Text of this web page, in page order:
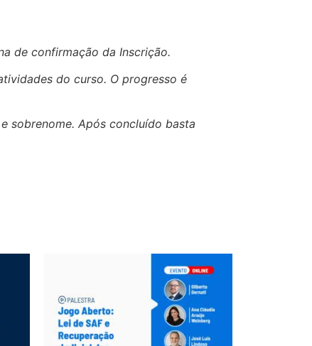
de confirmação da Inscrição.
do curso. O progresso é
sobrenome. Após concluído basta